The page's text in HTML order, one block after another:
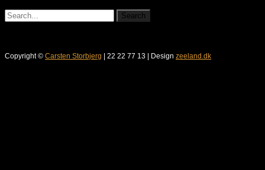
Copyright © Carsten Storbjerg | 22 22 77 13 | Design zeeland.dk